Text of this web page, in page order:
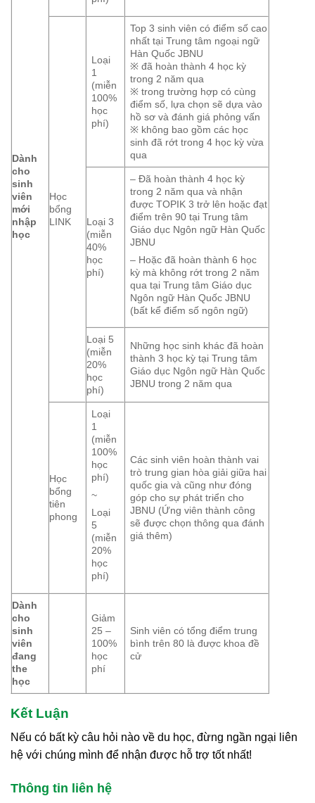
Dành
cho
sinh
viên
mới
nhập
học
Học
bổng
LINK
Loại
1
(miễn
100%
học
phí)
Top 3 sinh viên có điểm số cao
nhất tại Trung tâm ngoại ngữ
Hàn Quốc JBNU
※ đã hoàn thành 4 học kỳ
trong 2 năm qua
※ trong trường hợp có cùng
điểm số, lựa chọn sẽ dựa vào
hồ sơ và đánh giá phỏng vấn
※ không bao gồm các học
sinh đã rớt trong 4 học kỳ vừa
qua
Loại 3
(miễn
40%
học
phí)
– Đã hoàn thành 4 học kỳ
trong 2 năm qua và nhận
được TOPIK 3 trở lên hoặc đạt
điểm trên 90 tại Trung tâm
Giáo dục Ngôn ngữ Hàn Quốc
JBNU
– Hoặc đã hoàn thành 6 học
kỳ mà không rớt trong 2 năm
qua tại Trung tâm Giáo dục
Ngôn ngữ Hàn Quốc JBNU
(bất kể điểm số ngôn ngữ)
Loại 5
(miễn
20%
học
phí)
Những học sinh khác đã hoàn
thành 3 học kỳ tại Trung tâm
Giáo dục Ngôn ngữ Hàn Quốc
JBNU trong 2 năm qua
Học
bổng
tiên
phong
Loại
1
(miễn
100%
học
phí)
~
Loại
5
(miễn
20%
học
phí)
Các sinh viên hoàn thành vai
trò trung gian hòa giải giữa hai
quốc gia và cũng như đóng
góp cho sự phát triển cho
JBNU (Ứng viên thành công
sẽ được chọn thông qua đánh
giá thêm)
Dành
cho
sinh
viên
đang
the
học
Giảm
25 –
100%
học
phí
Sinh viên có tổng điểm trung
bình trên 80 là được khoa đề
cử
Kết Luận
Nếu có bất kỳ câu hỏi nào về du học, đừng ngần ngại liên
hệ với chúng mình để nhận được hỗ trợ tốt nhất!
Thông tin liên hệ